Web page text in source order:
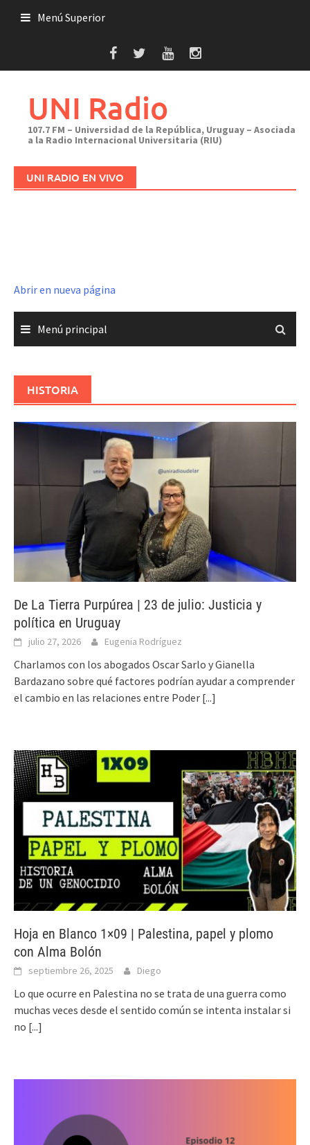
Menú Superior
UNI Radio
107.7 FM – Universidad de la República, Uruguay – Asociada
a la Radio Internacional Universitaria (RIU)
UNI RADIO EN VIVO
Abrir en nueva página
Menú principal
HISTORIA
De La Tierra Purpúrea | 23 de julio: Justicia y
política en Uruguay
julio 27, 2026 Eugenia Rodríguez
Charlamos con los abogados Oscar Sarlo y Gianella
Bardazano sobre qué factores podrían ayudar a comprender
el cambio en las relaciones entre Poder [...]
Hoja en Blanco 1×09 | Palestina, papel y plomo
con Alma Bolón
septiembre 26, 2025 Diego
Lo que ocurre en Palestina no se trata de una guerra como
muchas veces desde el sentido común se intenta instalar si
no [...]